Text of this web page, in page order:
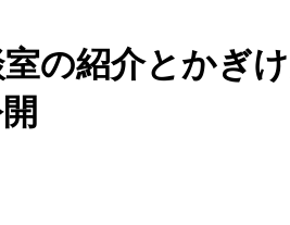
の紹介とかぎ